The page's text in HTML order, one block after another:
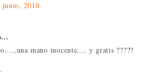
junio, 2010
mano inocente.... y gratis ?????